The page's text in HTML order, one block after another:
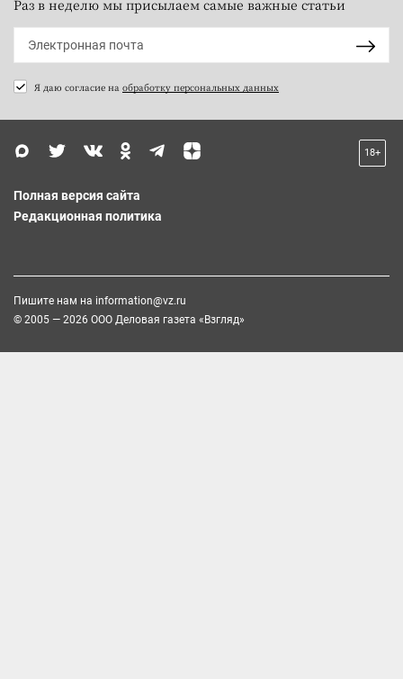
Раз в неделю мы присылаем самые важные статьи
Я даю согласие на обработку персональных данных
18+
Полная версия сайта
Редакционная политика
Пишите нам на information@vz.ru
© 2005 — 2026 ООО Деловая газета «Взгляд»